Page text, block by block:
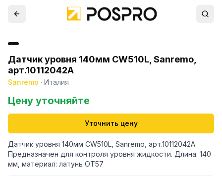
Датчик уровня 140мм CW510L, Sanremo,
арт.10112042A
Sanremo · Италия
Цену уточняйте
Уточнить цену
Датчик уровня 140мм CW510L, Sanremo, арт.10112042A.
Предназначен для контроля уровня жидкости. Длина: 140
мм, материал: латунь OT57